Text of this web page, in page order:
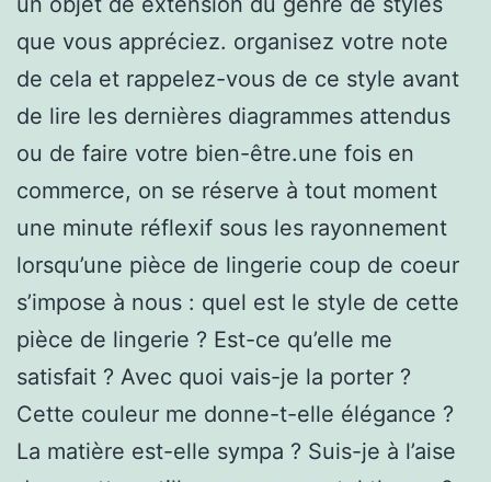
que vous appréciez. organisez votre note
de cela et rappelez-vous de ce style avant
de lire les dernières diagrammes attendus
ou de faire votre bien-être.une fois en
commerce, on se réserve à tout moment
une minute réflexif sous les rayonnement
lorsqu’une pièce de lingerie coup de coeur
s’impose à nous : quel est le style de cette
pièce de lingerie ? Est-ce qu’elle me
satisfait ? Avec quoi vais-je la porter ?
Cette couleur me donne-t-elle élégance ?
La matière est-elle sympa ? Suis-je à l’aise